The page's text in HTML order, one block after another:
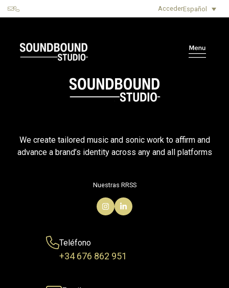
AccederEspañol
We create tailored music and sonic work to affirm and
advance a brand’s identity across any and all platforms
Nuestras RRSS
Teléfono
+34 676 862 951